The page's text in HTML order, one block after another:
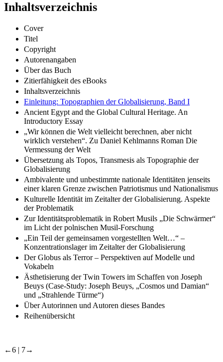
Inhaltsverzeichnis
Cover
Titel
Copyright
Autorenangaben
Über das Buch
Zitierfähigkeit des eBooks
Inhaltsverzeichnis
Einleitung: Topographien der Globalisierung, Band I
Ancient Egypt and the Global Cultural Heritage. An
Introductory Essay
„Wir können die Welt vielleicht berechnen, aber nicht
wirklich verstehen“. Zu Daniel Kehlmanns Roman Die
Vermessung der Welt
Übersetzung als Topos, Transmesis als Topographie der
Globalisierung
Ambivalente und unbestimmte nationale Identitäten jenseits
einer klaren Grenze zwischen Patriotismus und Nationalismus
Kulturelle Identität im Zeitalter der Globalisierung. Aspekte
der Problematik
Zur Identitätsproblematik in Robert Musils „Die Schwärmer“
im Licht der polnischen Musil-Forschung
„Ein Teil der gemeinsamen vorgestellten Welt…“ –
Konzentrationslager im Zeitalter der Globalisierung
Der Globus als Terror – Perspektiven auf Modelle und
Vokabeln
Ästhetisierung der Twin Towers im Schaffen von Joseph
Beuys (Case-Study: Joseph Beuys, „Cosmos und Damian“
und „Strahlende Türme“)
Über Autorinnen und Autoren dieses Bandes
Reihenübersicht
←6 | 7→